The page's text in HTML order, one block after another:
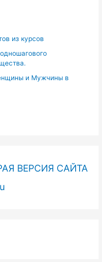
из курсов
и Мужчины в
ВЕРСИЯ САЙТА